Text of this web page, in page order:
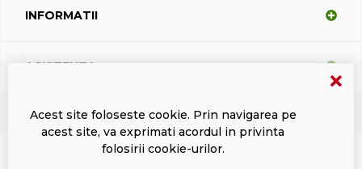
INFORMATII
ASISTENTA
Politica de confidentialitate
Acest site foloseste cookie. Prin navigarea pe
acest site, va exprimati acordul in privinta
folosirii cookie-urilor.